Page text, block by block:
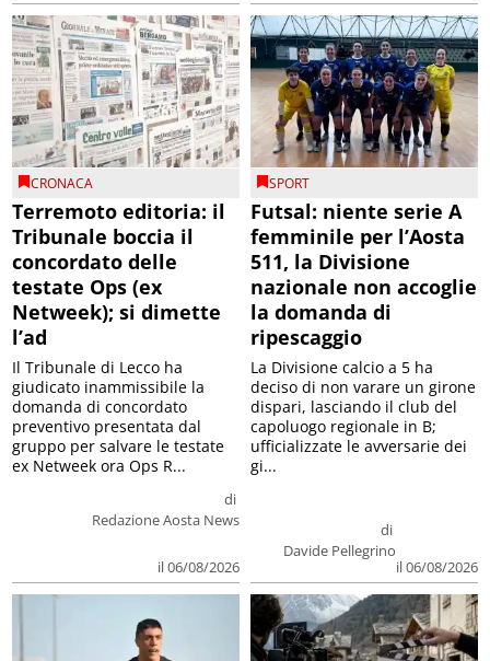
CRONACA
Terremoto editoria: il
Tribunale boccia il
concordato delle
testate Ops (ex
Netweek); si dimette
l’ad
di
Redazione Aosta News
il 06/08/2026
Il Tribunale di Lecco ha
giudicato inammissibile la
domanda di concordato
preventivo presentata dal
gruppo per salvare le testate
ex Netweek ora Ops R...
SPORT
Futsal: niente serie A
femminile per l’Aosta
511, la Divisione
nazionale non accoglie
la domanda di
ripescaggio
di
Davide Pellegrino
il 06/08/2026
La Divisione calcio a 5 ha
deciso di non varare un girone
dispari, lasciando il club del
capoluogo regionale in B;
ufficializzate le avversarie dei
gi...